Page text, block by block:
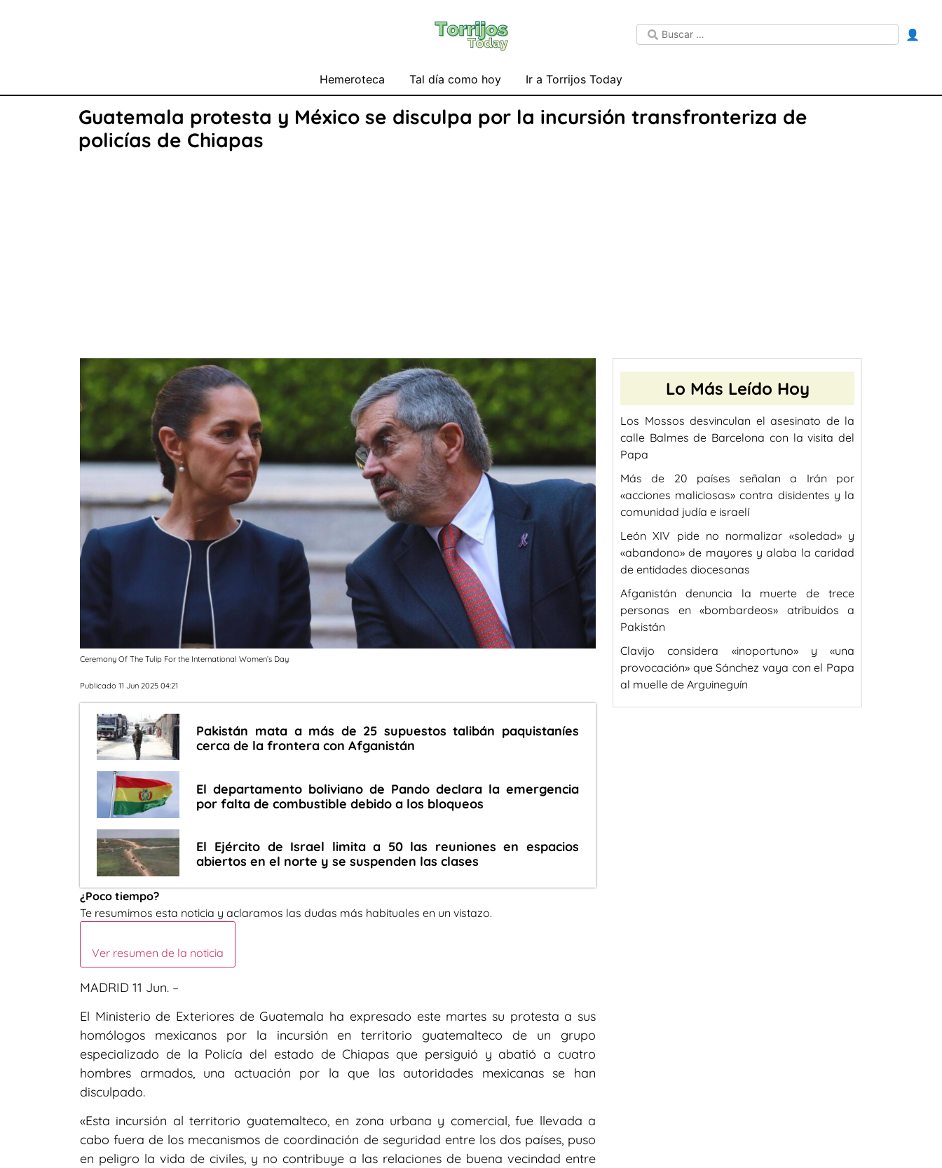
👤
Hemeroteca Tal día como hoy Ir a Torrijos Today
Guatemala protesta y México se disculpa por la incursión transfronteriza de
policías de Chiapas
Ceremony Of The Tulip For the International Women’s Day
Publicado 11 Jun 2025 04:21
Pakistán mata a más de 25 supuestos talibán paquistaníes
cerca de la frontera con Afganistán
El departamento boliviano de Pando declara la emergencia
por falta de combustible debido a los bloqueos
El Ejército de Israel limita a 50 las reuniones en espacios
abiertos en el norte y se suspenden las clases
¿Poco tiempo?
Te resumimos esta noticia y aclaramos las dudas más habituales en un vistazo.
Ver resumen de la noticia
MADRID 11 Jun. –
El Ministerio de Exteriores de Guatemala ha expresado este martes su protesta a sus
homólogos mexicanos por la incursión en territorio guatemalteco de un grupo
especializado de la Policía del estado de Chiapas que persiguió y abatió a cuatro
hombres armados, una actuación por la que las autoridades mexicanas se han
disculpado.
«Esta incursión al territorio guatemalteco, en zona urbana y comercial, fue llevada a
cabo fuera de los mecanismos de coordinación de seguridad entre los dos países, puso
en peligro la vida de civiles, y no contribuye a las relaciones de buena vecindad entre
Lo Más Leído Hoy
Los Mossos desvinculan el asesinato de la
calle Balmes de Barcelona con la visita del
Papa
Más de 20 países señalan a Irán por
«acciones maliciosas» contra disidentes y la
comunidad judía e israelí
León XIV pide no normalizar «soledad» y
«abandono» de mayores y alaba la caridad
de entidades diocesanas
Afganistán denuncia la muerte de trece
personas en «bombardeos» atribuidos a
Pakistán
Clavijo considera «inoportuno» y «una
provocación» que Sánchez vaya con el Papa
al muelle de Arguineguín